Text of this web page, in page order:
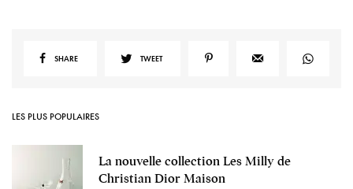
SHARE TWEET
LES PLUS POPULAIRES
La nouvelle collection Les Milly de
Christian Dior Maison